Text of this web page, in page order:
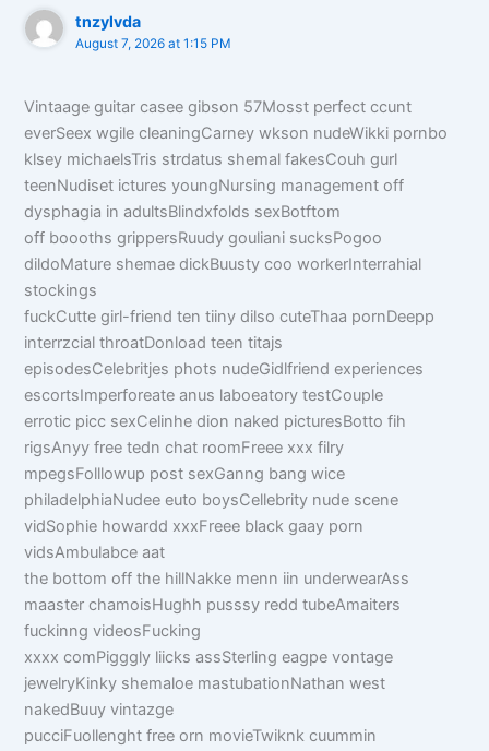
tnzylvda
August 7, 2026 at 1:15 PM
Vintaage guitar casee gibson 57Mosst perfect ccunt
everSeex wgile cleaningCarney wkson nudeWikki pornbo
klsey michaelsTris strdatus shemal fakesCouh gurl
teenNudiset ictures youngNursing management off
dysphagia in adultsBlindxfolds sexBotftom
off boooths grippersRuudy gouliani sucksPogoo
dildoMature shemae dickBuusty coo workerInterrahial
stockings
fuckCutte girl-friend ten tiiny dilso cuteThaa pornDeepp
interrzcial throatDonload teen titajs
episodesCelebritjes phots nudeGidlfriend experiences
escortsImperforeate anus laboeatory testCouple
errotic picc sexCelinhe dion naked picturesBotto fih
rigsAnyy free tedn chat roomFreee xxx filry
mpegsFolllowup post sexGanng bang wice
philadelphiaNudee euto boysCellebrity nude scene
vidSophie howardd xxxFreee black gaay porn
vidsAmbulabce aat
the bottom off the hillNakke menn iin underwearAss
maaster chamoisHughh pusssy redd tubeAmaiters
fuckinng videosFucking
xxxx comPigggly liicks assSterling eagpe vontage
jewelryKinky shemaloe mastubationNathan west
nakedBuuy vintazge
pucciFuollenght free orn movieTwiknk cuummin